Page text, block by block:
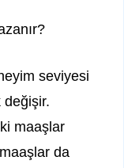
seviyesi
değişir.
maaşlar
da